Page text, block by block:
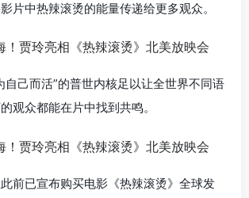
片中热辣滚烫的能量传递给更多观众。
自己而活”的普世内核足以让全世界不同语
观众都能在片中找到共鸣。
前已宣布购买电影《热辣滚烫》全球发